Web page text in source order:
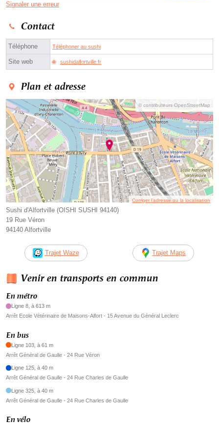
Signaler une erreur
Contact
Téléphone Téléphoner au sushi
Site web sushidalfortville.fr
Plan et adresse
© contributeurs OpenStreetMap
Corriger l’adresse ou la localisation
Sushi d'Alfortville (OISHI SUSHI 94140)
19 Rue Véron
94140 Alfortville
Trajet Waze Trajet Maps
Venir en transports en commun
En métro
Ligne 8, à 613 m
Arrêt Ecole Vétérinaire de Maisons-Alfort - 15 Avenue du Général Leclerc
En bus
Ligne 103, à 61 m
Arrêt Général de Gaulle - 24 Rue Véron
Ligne 125, à 40 m
Arrêt Général de Gaulle - 24 Rue Charles de Gaulle
Ligne 325, à 40 m
Arrêt Général de Gaulle - 24 Rue Charles de Gaulle
En vélo